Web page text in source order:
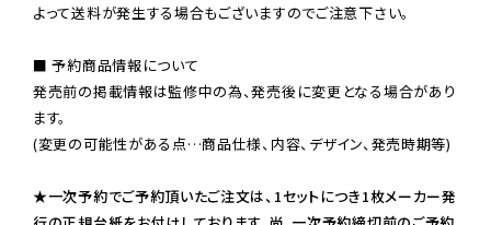
よって送料が発生する場合もございますのでご注意下さい。
■ 予約商品情報について
発売前の掲載情報は監修中の為、発売後に変更となる場合があり
ます。
(変更の可能性がある点…商品仕様、内容、デザイン、発売時期等)
★一次予約でご予約頂いたご注文は、1セットにつき1枚メーカー発